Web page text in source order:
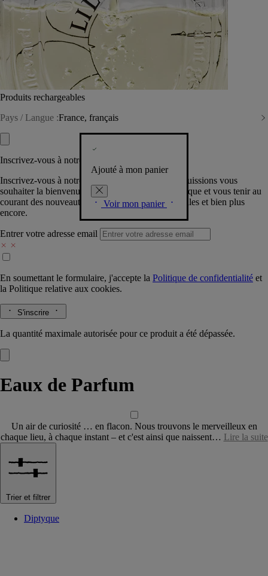
Produits rechargeables
Pays / Langue :France, français
Ajouté à mon panier
Voir mon panier
Inscrivez-vous à notre Newsletter
Inscrivez-vous à notre newsletter pour que nous puissions vous
souhaiter la bienvenue dans la communauté Diptyque et vous tenir au
courant des nouveautés, événements, offres spéciales et bien plus
encore.
Entrer votre adresse email
En soumettant le formulaire, j'accepte la Politique de confidentialité et
la Politique relative aux cookies.
S'inscrire
La quantité maximale autorisée pour ce produit a été dépassée.
Eaux de Parfum
Un air de curiosité … en flacon. Nous trouvons le merveilleux en
chaque lieu, à chaque instant – et c'est ainsi que naissent… Lire la suite
Trier et filtrer
Diptyque